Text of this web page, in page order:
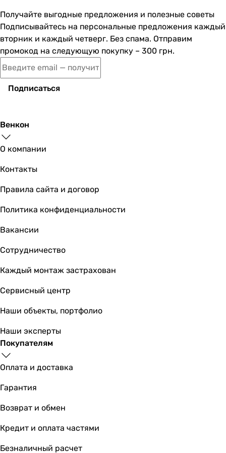
ножки
-
-
ножки
ножки, сифон, ванна
ножки
Конструкционные отличия
подголовник, подлокотники
подголовник
-
-
-
-
-
низкая ванна (до 40 см)
-
-
регулировка высоты
регулировка высоты
-
-
регулировка высоты
Слив воды в канализацию
по короткой стороне ванны
Получайте выгодные предложения и полезные советы
Подписывайтесь на персональные предложения каждый
вторник и каждый четверг. Без спама. Отправим
промокод на следующую покупку – 300 грн.
Подписаться
Венкон
О компании
Контакты
Правила сайта и договор
Политика конфиденциальности
Вакансии
Сотрудничество
Каждый монтаж застрахован
Сервисный центр
Наши объекты, портфолио
Наши эксперты
Покупателям
Оплата и доставка
Гарантия
Возврат и обмен
Кредит и оплата частями
Безналичный расчет